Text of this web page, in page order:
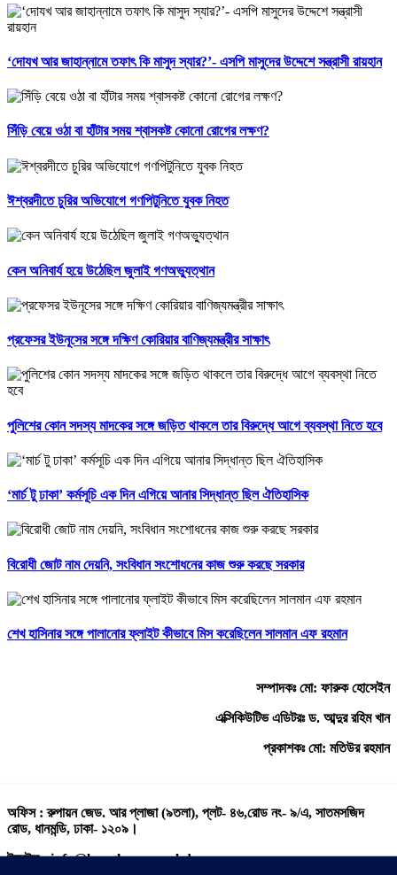
‘দোযখ আর জাহান্নামে তফাৎ কি মাসুদ স্যার?’- এসপি মাসুদের উদ্দেশে সন্ত্রাসী রায়হান
সিঁড়ি বেয়ে ওঠা বা হাঁটার সময় শ্বাসকষ্ট কোনো রোগের লক্ষণ?
ঈশ্বরদীতে চুরির অভিযোগে গণপিটুনিতে যুবক নিহত
কেন অনিবার্য হয়ে উঠেছিল জুলাই গণঅভ্যুত্থান
প্রফেসর ইউনূসের সঙ্গে দক্ষিণ কোরিয়ার বাণিজ্যমন্ত্রীর সাক্ষাৎ
পুলিশের কোন সদস্য মাদকের সঙ্গে জড়িত থাকলে তার বিরুদ্ধে আগে ব্যবস্থা নিতে হবে
‘মার্চ টু ঢাকা’ কর্মসূচি এক দিন এগিয়ে আনার সিদ্ধান্ত ছিল ঐতিহাসিক
বিরোধী জোট নাম দেয়নি, সংবিধান সংশোধনের কাজ শুরু করছে সরকার
শেখ হাসিনার সঙ্গে পালানোর ফ্লাইট কীভাবে মিস করেছিলেন সালমান এফ রহমান
সম্পাদকঃ মো: ফারুক হোসেইন
এক্সিকিউটিভ এডিটরঃ ড. আব্দুর রহিম খান
প্রকাশকঃ মো: মতিউর রহমান
অফিস : রুপায়ন জেড. আর প্লাজা (৯তলা), প্লট- ৪৬,রোড নং- ৯/এ, সাতমসজিদ
রোড, ধানমন্ডি, ঢাকা- ১২০৯।
ইমেইল : info@banglann.com.bd,